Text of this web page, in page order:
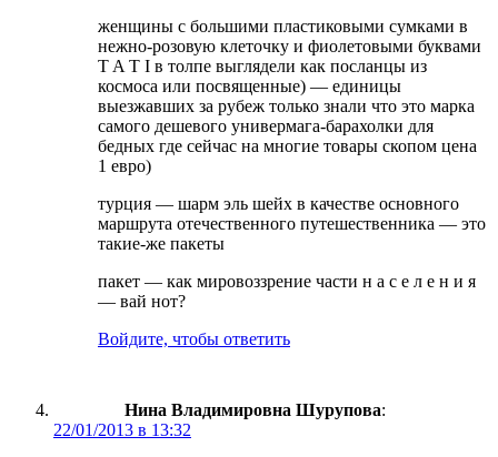
женщины с большими пластиковыми сумками в
нежно-розовую клеточку и фиолетовыми буквами
T A T I в толпе выглядели как посланцы из
космоса или посвященные) — единицы
выезжавших за рубеж только знали что это марка
самого дешевого универмага-барахолки для
бедных где сейчас на многие товары скопом цена
1 евро)
турция — шарм эль шейх в качестве основного
маршрута отечественного путешественника — это
такие-же пакеты
пакет — как мировоззрение части н а с е л е н и я
— вай нот?
Войдите, чтобы ответить
Нина Владимировна Шурупова:
22/01/2013 в 13:32